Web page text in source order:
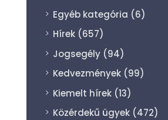
Egyéb kategória (6)
Hírek(657)
Jogsegély(94)
Kedvezmények(99)
Kiemelt hírek(13)
Közérdekű ügyek(472)